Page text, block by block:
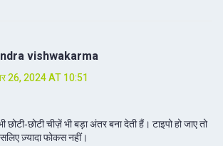
vishwakarma
26, 2024 AT 10:51
चीज़ें भी बड़ा अंतर बना देती हैं। टाइपो हो जाए तो
ज़्यादा फोकस नहीं।